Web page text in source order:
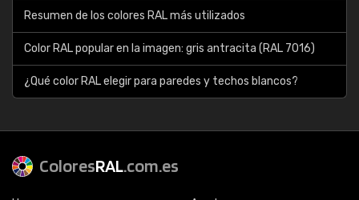
Resumen de los colores RAL más utilizados
Color RAL popular en la imagen: gris antracita (RAL 7016)
¿Qué color RAL elegir para paredes y techos blancos?
ColoresRAL.com.es